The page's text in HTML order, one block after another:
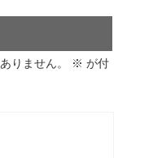
りません。 ※ が付